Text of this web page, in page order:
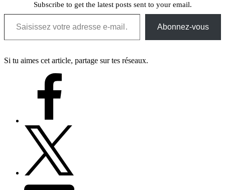
Subscribe to get the latest posts sent to your email.
Saisissez votre adresse e-mail…
Abonnez-vous
Si tu aimes cet article, partage sur tes réseaux.